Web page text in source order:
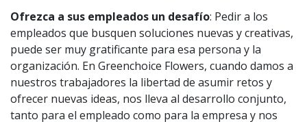
Ofrezca a sus empleados un desafío: Pedir a los
empleados que busquen soluciones nuevas y creativas,
puede ser muy gratificante para esa persona y la
organización. En Greenchoice Flowers, cuando damos a
nuestros trabajadores la libertad de asumir retos y
ofrecer nuevas ideas, nos lleva al desarrollo conjunto,
tanto para el empleado como para la empresa y nos